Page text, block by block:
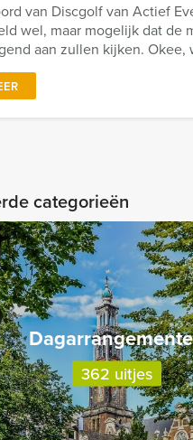
van Discgolf van Actief
wel, maar mogelijk dat de
aan zullen kijken. Okee,
categorieën
362 uitjes